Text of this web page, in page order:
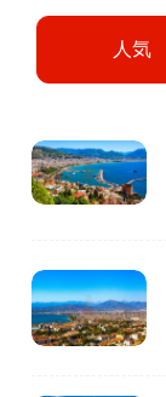
人気